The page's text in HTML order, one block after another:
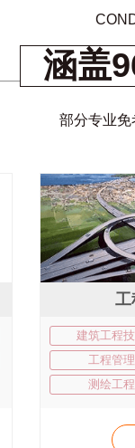
涵盖
部分专业
工
建筑工程
工程管理
测绘工程